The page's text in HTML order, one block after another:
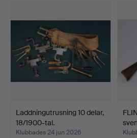
Laddningutrusning 10 delar,
18/1900-tal.
Klubbades 24 jun 2026